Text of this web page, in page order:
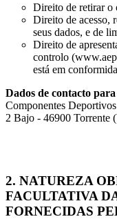
Direito de retirar o
Direito de acesso,
seus dados, e de
Direito de
controlo
está em
Dados de contacto
Componentes
2 Bajo - 46900 Torrente
2. NATUREZA
FACULTATIVA
FORNECIDAS